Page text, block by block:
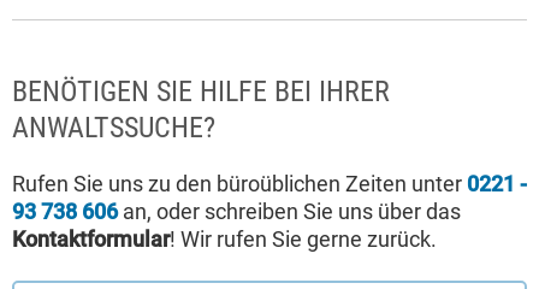
BENÖTIGEN SIE HILFE BEI IHRER
ANWALTSSUCHE?
Rufen Sie uns zu den büroüblichen Zeiten unter 0221 -
93 738 606an, oder schreiben Sie uns über das
Kontaktformular! Wir rufen Sie gerne zurück.